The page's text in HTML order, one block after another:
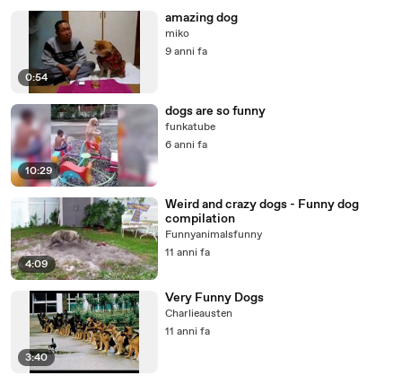
0:54
amazing dog
miko
9 anni fa
10:29
dogs are so funny
funkatube
6 anni fa
4:09
Weird and crazy dogs - Funny dog
compilation
Funnyanimalsfunny
11 anni fa
3:40
Very Funny Dogs
Charlieausten
11 anni fa